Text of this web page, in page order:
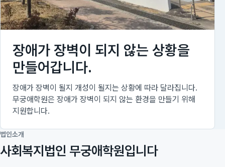
장애가 장벽이 되지 않는 상황을
만들어갑니다.
장애가 장벽이 될지 개성이 될지는 상황에 따라 달라집니다.
무궁애학원은 장애가 장벽이 되지 않는 환경을 만들기 위해
지원합니다.
법인소개
사회복지법인 무궁애학원입니다